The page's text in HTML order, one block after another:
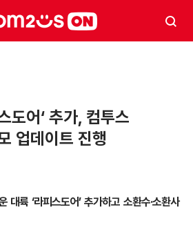
도어‘ 추가, 컴투스
업데이트 진행
대륙 ‘라피스도어’ 추가하고 소환수·소환사